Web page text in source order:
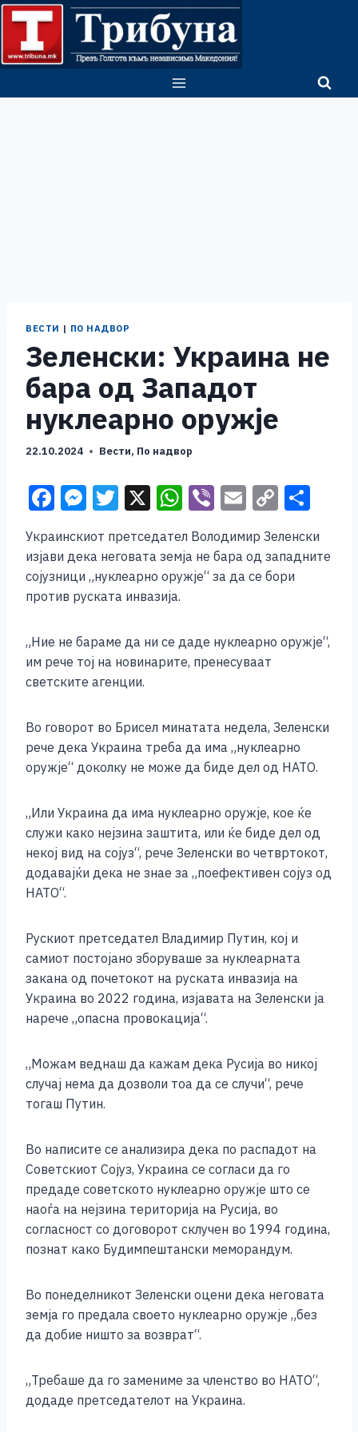
Skip
content
ВЕСТИ | ПО НАДВОР
Зеленски: Украина не
бара од Западот
нуклеарно оружје
22.10.2024 Вести, По надвор
F
c
e
b
o
k
M
ss
e
n
er
T
tt
er
X W
h
at
s
p
Vi
er
E
m
ai
l
C
p
y
k
ar
Украинскиот претседател Володимир Зеленски
изјави дека неговата земја не бара од западните
сојузници „нуклеарно оружје“ за да се бори
против руската инвазија.
„Ние не бараме да ни се даде нуклеарно оружје“,
им рече тој на новинарите, пренесуваат
светските агенции.
Во говорот во Брисел минатата недела, Зеленски
рече дека Украина треба да има „нуклеарно
оружје“ доколку не може да биде дел од НАТО.
„Или Украина да има нуклеарно оружје, кое ќе
служи како нејзина заштита, или ќе биде дел од
некој вид на сојуз“, рече Зеленски во четвртокот,
додавајќи дека не знае за „поефективен сојуз од
НАТО“.
Рускиот претседател Владимир Путин, кој и
самиот постојано зборуваше за нуклеарната
закана од почетокот на руската инвазија на
Украина во 2022 година, изјавата на Зеленски ја
нарече „опасна провокација“.
„Можам веднаш да кажам дека Русија во никој
случај нема да дозволи тоа да се случи“, рече
тогаш Путин.
Во написите се анализира дека по распадот на
Советскиот Сојуз, Украина се согласи да го
предаде советското нуклеарно оружје што се
наоѓа на нејзина територија на Русија, во
согласност со договорот склучен во 1994 година,
познат како Будимпештански меморандум.
Во понеделникот Зеленски оцени дека неговата
земја го предала своето нуклеарно оружје „без
да добие ништо за возврат“.
„Требаше да го замениме за членство во НАТО“,
додаде претседателот на Украина.